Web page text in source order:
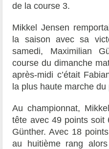
de la course 3.
Mikkel Jensen
la saison avec sa
samedi, Maximilian
course du dimanche
après-midi c’était
la plus haute marche du
Au championnat,
tête avec 49 points soit
Günther. Avec 18
au huitième rang